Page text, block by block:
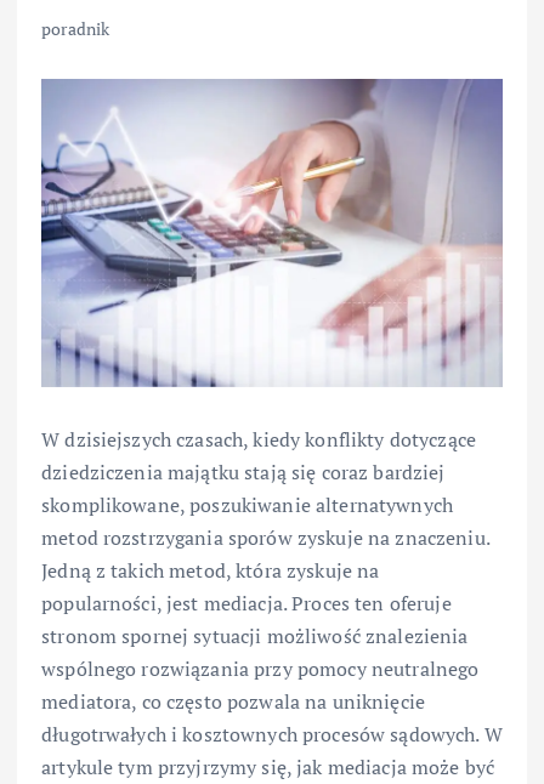
poradnik
W dzisiejszych czasach, kiedy konflikty dotyczące
dziedziczenia majątku stają się coraz bardziej
skomplikowane, poszukiwanie alternatywnych
metod rozstrzygania sporów zyskuje na znaczeniu.
Jedną z takich metod, która zyskuje na
popularności, jest mediacja. Proces ten oferuje
stronom spornej sytuacji możliwość znalezienia
wspólnego rozwiązania przy pomocy neutralnego
mediatora, co często pozwala na uniknięcie
długotrwałych i kosztownych procesów sądowych. W
artykule tym przyjrzymy się, jak mediacja może być